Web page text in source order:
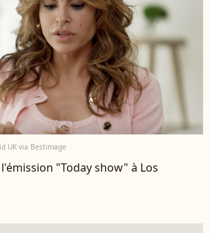
UK via Bestimage
"Today show" à Los